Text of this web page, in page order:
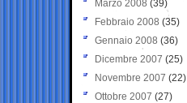
Marzo 2008 (39)
Febbraio 2008 (35)
Gennaio 2008 (36)
Dicembre 2007 (25)
Novembre 2007 (22)
Ottobre 2007 (27)